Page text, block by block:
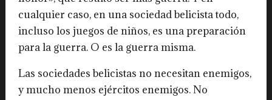
cualquier caso, en una sociedad belicista todo,
incluso los juegos de niños, es una preparación
para la guerra. O es la guerra misma.
Las sociedades belicistas no necesitan enemigos,
y mucho menos ejércitos enemigos. No